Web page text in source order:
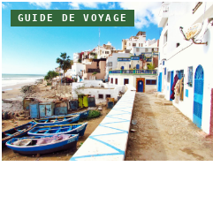
GUIDE DE VOYAGE